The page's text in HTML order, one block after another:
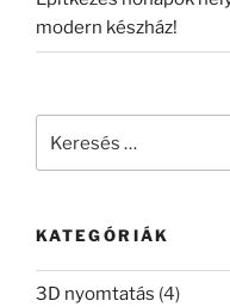
modern készház!
KATEGÓRIÁK
3D nyomtatás (4)